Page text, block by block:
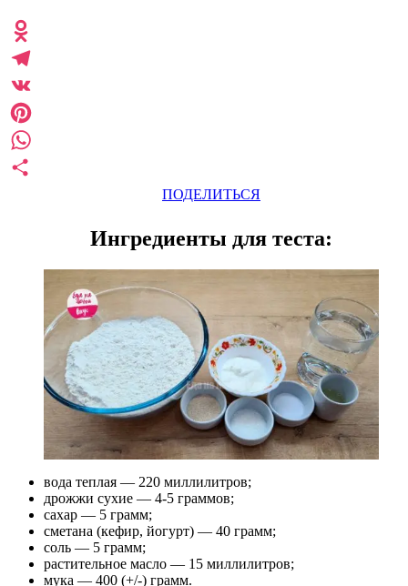
ПОДЕЛИТЬСЯ
Ингредиенты для теста:
вода теплая — 220 миллилитров;
дрожжи сухие — 4-5 граммов;
сахар — 5 грамм;
сметана (кефир, йогурт) — 40 грамм;
соль — 5 грамм;
растительное масло — 15 миллилитров;
мука — 400 (+/-) грамм.